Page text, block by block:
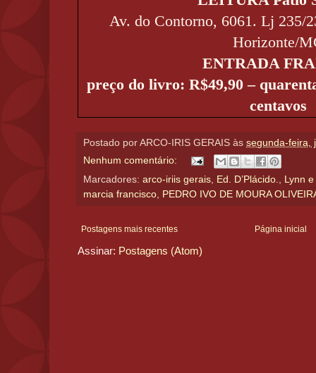
Av. do Contorno, 6061. Lj 235/
Horizonte/
ENTRADA
preço do livro: R$49,90 –
centavos
Postado por ARCO-IRIS GERAIS às segunda-feira,
Nenhum comentário:
Marcadores: arco-iriis gerais Ed. D’Plácido.
Lynn
marcia francisco
PEDRO IVO DE MOURA
Postagens mais recentes Página inicial
Assinar: Postagens (Atom)